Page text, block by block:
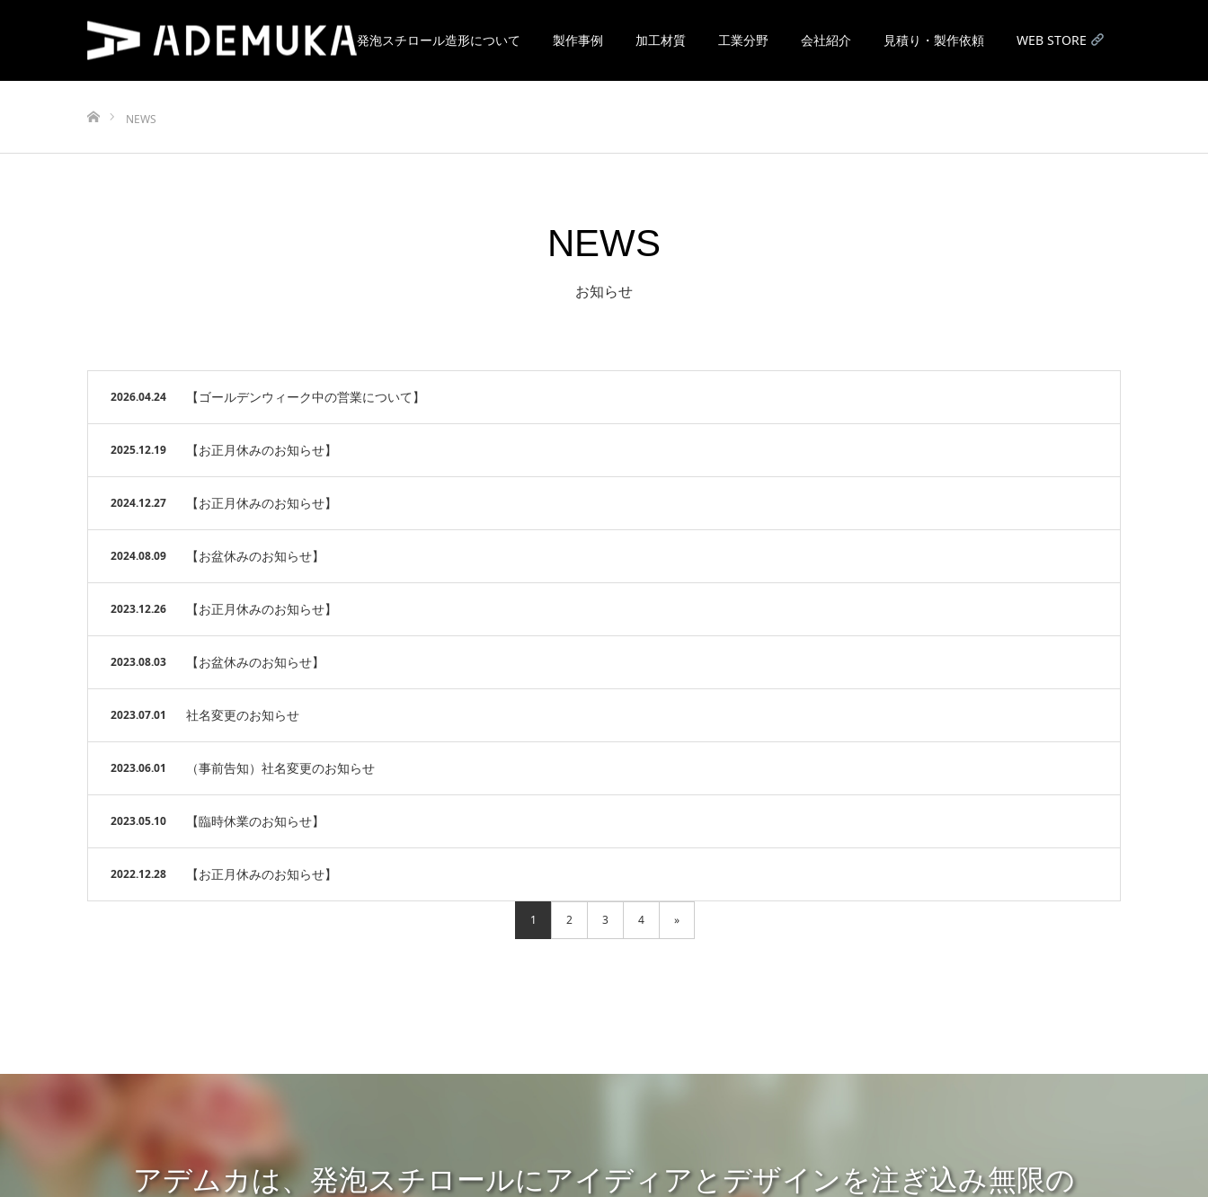
発泡スチロール造形について 製作事例 加工材質 工業分野 会社紹介 見積り・製作依頼 WEB STORE
NEWS
NEWS
お知らせ
2026.04.24 【ゴールデンウィーク中の営業について】
2025.12.19 【お正月休みのお知らせ】
2024.12.27 【お正月休みのお知らせ】
2024.08.09 【お盆休みのお知らせ】
2023.12.26 【お正月休みのお知らせ】
2023.08.03 【お盆休みのお知らせ】
2023.07.01 社名変更のお知らせ
2023.06.01 （事前告知）社名変更のお知らせ
2023.05.10 【臨時休業のお知らせ】
2022.12.28 【お正月休みのお知らせ】
1 2 3 4 »
アデムカは、発泡スチロールにアイディアとデザインを注ぎ込み無限の